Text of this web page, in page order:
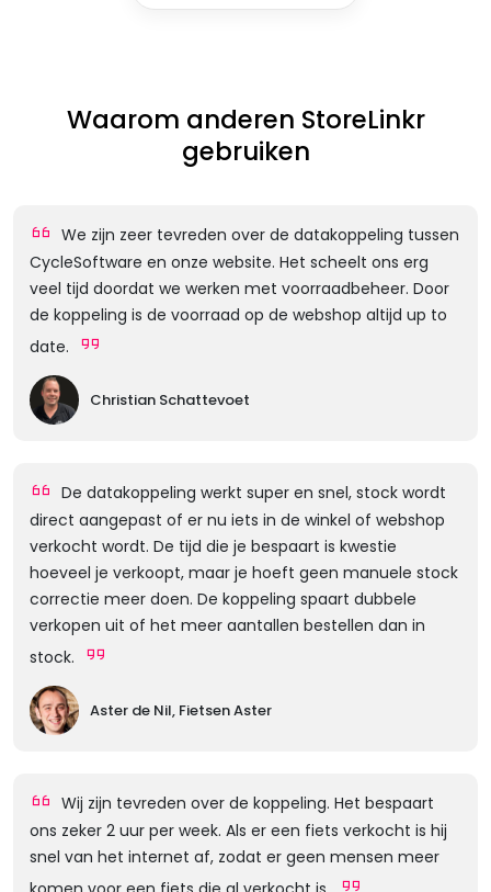
Waarom anderen StoreLinkr
gebruiken
We zijn zeer tevreden over de datakoppeling tussen
CycleSoftware en onze website. Het scheelt ons erg
veel tijd doordat we werken met voorraadbeheer. Door
de koppeling is de voorraad op de webshop altijd up to
date.
Christian Schattevoet
De datakoppeling werkt super en snel, stock wordt
direct aangepast of er nu iets in de winkel of webshop
verkocht wordt. De tijd die je bespaart is kwestie
hoeveel je verkoopt, maar je hoeft geen manuele stock
correctie meer doen. De koppeling spaart dubbele
verkopen uit of het meer aantallen bestellen dan in
stock.
Aster de Nil, Fietsen Aster
Wij zijn tevreden over de koppeling. Het bespaart
ons zeker 2 uur per week. Als er een fiets verkocht is hij
snel van het internet af, zodat er geen mensen meer